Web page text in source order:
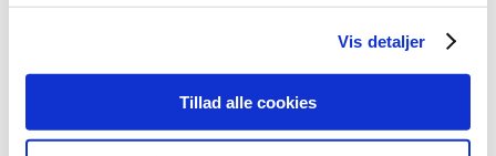
Vis detaljer
Tillad alle cookies
HENT PDF